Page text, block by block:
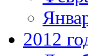
2012